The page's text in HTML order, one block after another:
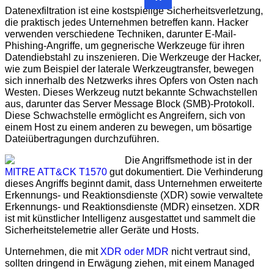
Datenexfiltration ist eine kostspielige Sicherheitsverletzung,
die praktisch jedes Unternehmen betreffen kann. Hacker
verwenden verschiedene Techniken, darunter E-Mail-
Phishing-Angriffe, um gegnerische Werkzeuge für ihren
Datendiebstahl zu inszenieren. Die Werkzeuge der Hacker,
wie zum Beispiel der laterale Werkzeugtransfer, bewegen
sich innerhalb des Netzwerks ihres Opfers von Osten nach
Westen. Dieses Werkzeug nutzt bekannte Schwachstellen
aus, darunter das Server Message Block (SMB)-Protokoll.
Diese Schwachstelle ermöglicht es Angreifern, sich von
einem Host zu einem anderen zu bewegen, um bösartige
Dateiübertragungen durchzuführen.
Die Angriffsmethode ist in der
MITRE ATT&CK T1570 gut dokumentiert. Die Verhinderung
dieses Angriffs beginnt damit, dass Unternehmen erweiterte
Erkennungs- und Reaktionsdienste (XDR) sowie verwaltete
Erkennungs- und Reaktionsdienste (MDR) einsetzen. XDR
ist mit künstlicher Intelligenz ausgestattet und sammelt die
Sicherheitstelemetrie aller Geräte und Hosts.
Unternehmen, die mit XDR oder MDR nicht vertraut sind,
sollten dringend in Erwägung ziehen, mit einem Managed